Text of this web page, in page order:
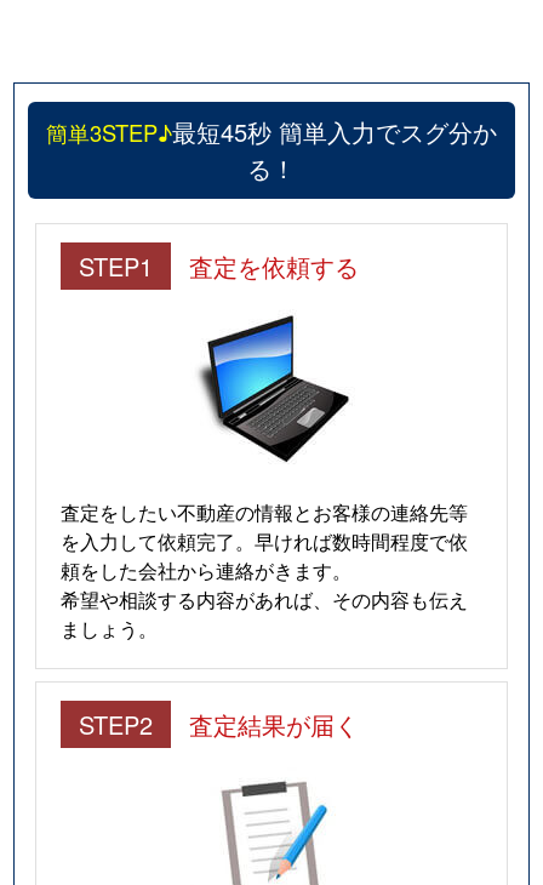
簡単3STEP♪最短45秒 簡単入力でスグ分か
る！
STEP1 査定を依頼する
査定をしたい不動産の情報とお客様の連絡先等
を入力して依頼完了。早ければ数時間程度で依
頼をした会社から連絡がきます。
希望や相談する内容があれば、その内容も伝え
ましょう。
STEP2 査定結果が届く